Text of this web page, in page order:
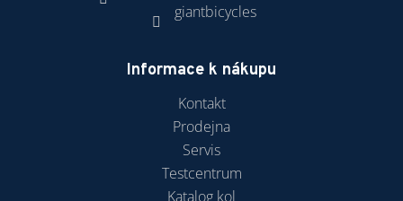
giantbicycles
Informace k nákupu
Kontakt
Prodejna
Servis
Testcentrum
Katalog kol